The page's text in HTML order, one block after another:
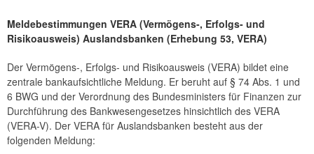
Nationale Aufsicht
Implementing Technical Standards (ITS) und
Resolution Reporting
Kreditdienstleister- und Kreditkäufergesetz (KKG)
Außenwirtschaftsstatistik
EZB-Monetärstatistiken und verwandte Bereiche
Meldebestimmungen VERA (Vermögens-, Erfolgs- und
Risikoausweis) Auslandsbanken (Erhebung 53, VERA)
Der Vermögens-, Erfolgs- und Risikoausweis (VERA) bildet eine
zentrale bankaufsichtliche Meldung. Er beruht auf § 74 Abs. 1 und
6 BWG und der Verordnung des Bundesministers für Finanzen zur
Durchführung des Bankwesengesetzes hinsichtlich des VERA
(VERA-V). Der VERA für Auslandsbanken besteht aus der
folgenden Meldung: